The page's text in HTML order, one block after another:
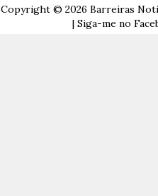
Copyright © 2026 Barreiras
| Siga-me no